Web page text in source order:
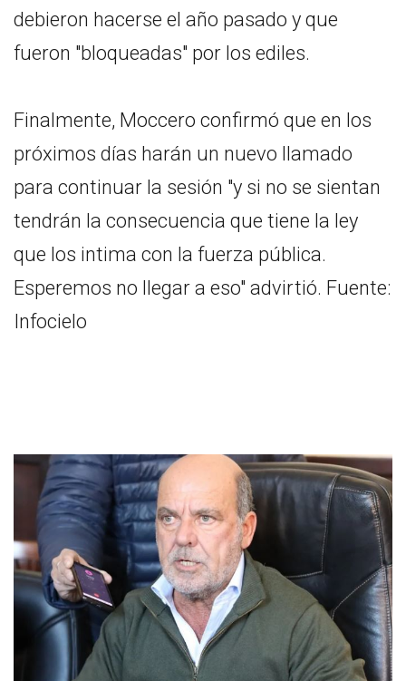
debieron hacerse el año pasado y que
fueron "bloqueadas" por los ediles.
Finalmente, Moccero confirmó que en los
próximos días harán un nuevo llamado
para continuar la sesión "y si no se sientan
tendrán la consecuencia que tiene la ley
que los intima con la fuerza pública.
Esperemos no llegar a eso" advirtió. Fuente:
Infocielo